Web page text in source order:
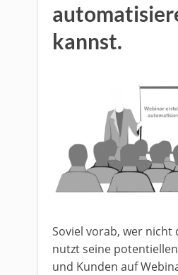
kannst.
Soviel vorab, wer nicht
nutzt seine
und Kunden auf